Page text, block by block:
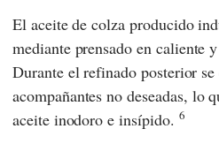
El aceite de colza producido
mediante prensado en caliente
Durante el refinado posterior
acompañantes no deseadas, lo
aceite inodoro e insípido. 6